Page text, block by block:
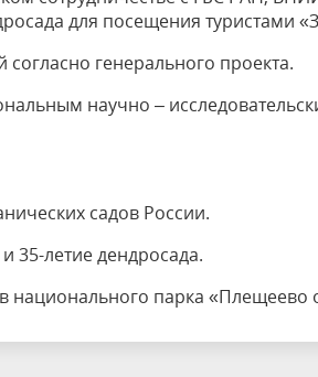
для посещения туристами
генерального проекта.
научно –
садов России.
35-летие дендросада.
национального парка «Плещеево